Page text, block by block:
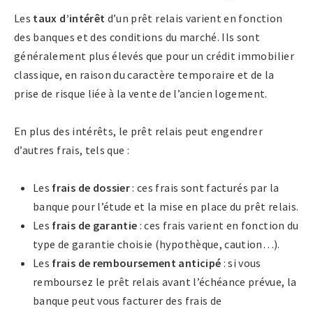
Les taux d’intérêt d’un prêt relais varient en fonction
des banques et des conditions du marché. Ils sont
généralement plus élevés que pour un crédit immobilier
classique, en raison du caractère temporaire et de la
prise de risque liée à la vente de l’ancien logement.
En plus des intérêts, le prêt relais peut engendrer
d’autres frais, tels que :
Les frais de dossier: ces frais sont facturés par la
banque pour l’étude et la mise en place du prêt relais.
Les frais de garantie : ces frais varient en fonction du
type de garantie choisie (hypothèque, caution…).
Les frais de remboursement anticipé : si vous
remboursez le prêt relais avant l’échéance prévue, la
banque peut vous facturer des frais de